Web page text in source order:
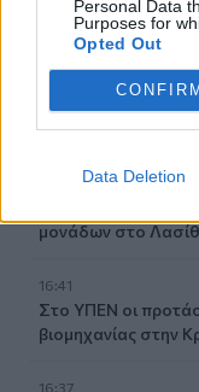
Personal Data
Purposes for
Opted Out
CONFIRM
Data Deletion
λόγω πολύ υψηλού
Οι τουαλέτες
Σαμαριάς!
μονάδων στο
16:41
Στο ΥΠΕΝ οι
βιομηχανίας στην
16:37